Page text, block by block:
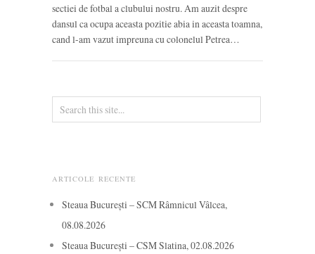
sectiei de fotbal a clubului nostru. Am auzit despre
dansul ca ocupa aceasta pozitie abia in aceasta toamna,
cand l-am vazut impreuna cu colonelul Petrea…
ARTICOLE RECENTE
Steaua București – SCM Râmnicul Vâlcea,
08.08.2026
Steaua București – CSM Slatina, 02.08.2026